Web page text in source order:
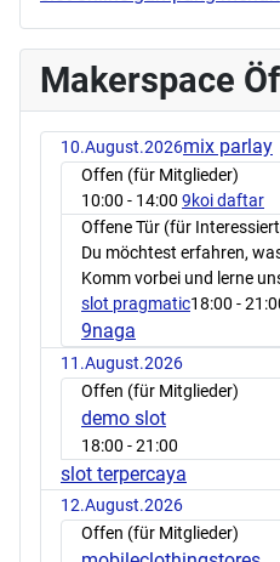
Makerspace
10.August.2026mix parlay
Offen (für Mitglieder)
10:00 - 14:00 9koi daftar
Offene Tür (für
Du möchtest erfahren,
Komm vorbei und lerne
slot pragmatic18:00 -
9naga
11.August.2026
Offen (für Mitglieder)
demo slot
18:00 - 21:00
slot terpercaya
12.August.2026
Offen (für Mitglieder)